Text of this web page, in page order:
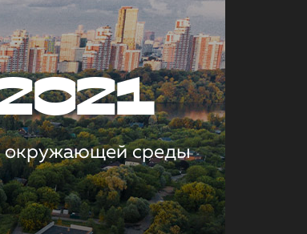
окружающей среды